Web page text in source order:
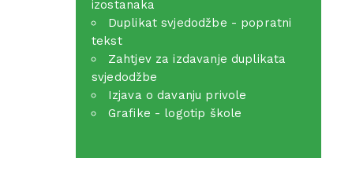
izostanaka
Duplikat svjedodžbe - popratni
tekst
Zahtjev za izdavanje duplikata
svjedodžbe
Izjava o davanju privole
Grafike - logotip škole